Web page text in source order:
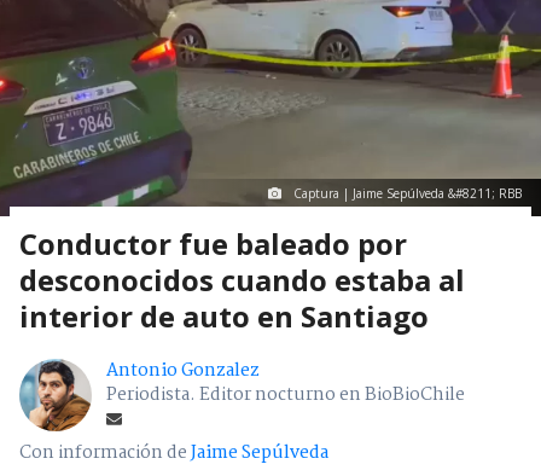
Captura | Jaime Sepúlveda &#8211; RBB
Conductor fue baleado por
desconocidos cuando estaba al
interior de auto en Santiago
Antonio Gonzalez
Periodista. Editor nocturno en BioBioChile
Con información deJaime Sepúlveda